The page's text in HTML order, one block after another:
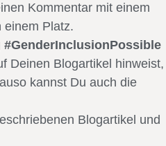
Kommentar mit einem
einem Platz.
#GenderInclusionPossible
Deinen Blogartikel hinweist,
kannst Du auch die
Blogartikel und